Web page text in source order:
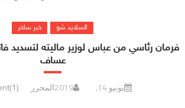
السلايد شو خبر ساخر
فرمان رئاسي من عباس لوزير ماليته لتسديد
عساف
يونيو 14, 2019 المحرر